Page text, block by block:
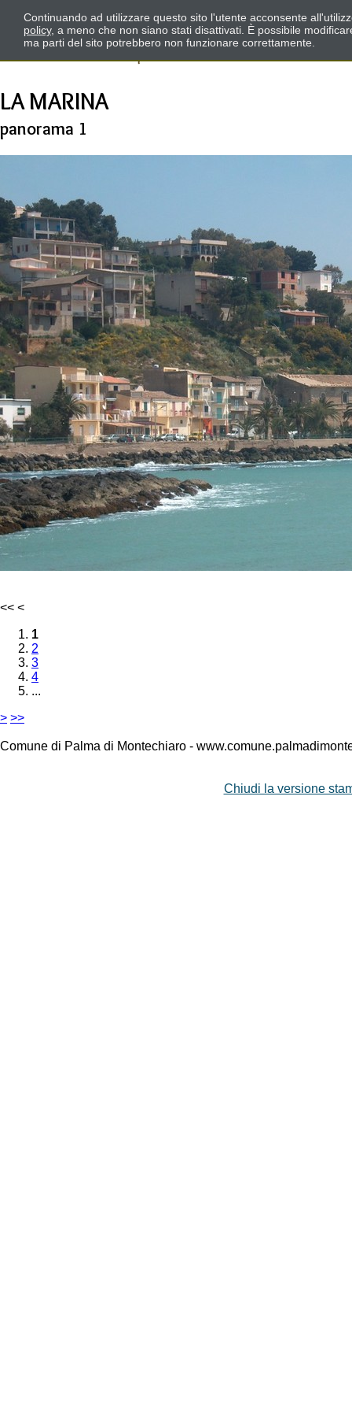
LA MARINA
panorama 1
<< <
1
2
3
4
...
> >>
Comune di Palma di Montechiaro -
Chiudi la versione
Continuando ad utilizzare questo sito l'utente acconsente
policy, a meno che non siano stati disattivati. È possibile
ma parti del sito potrebbero non funzionare correttamente.